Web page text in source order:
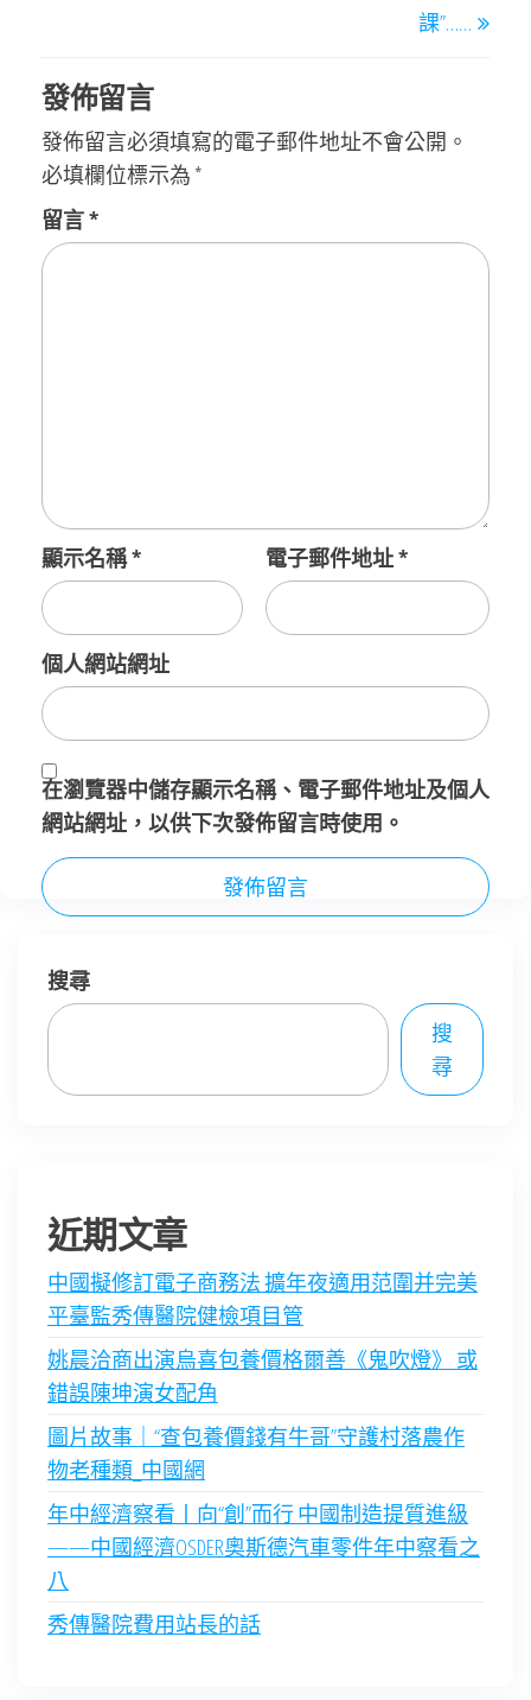
課”……
發佈留言
發佈留言必須填寫的電子郵件地址不會公開。
必填欄位標示為 *
留言*
顯示名稱* 電子郵件地址*
個人網站網址
在瀏覽器中儲存顯示名稱、電子郵件地址及個人
網站網址，以供下次發佈留言時使用。
搜尋
搜
尋
近期文章
中國擬修訂電子商務法 擴年夜適用范圍并完美
平臺監秀傳醫院健檢項目管
姚晨洽商出演烏喜包養價格爾善《鬼吹燈》 或
錯誤陳坤演女配角
圖片故事｜“查包養價錢有牛哥”守護村落農作
物老種類_中國網
年中經濟察看丨向“創”而行 中國制造提質進級
——中國經濟OSDER奧斯德汽車零件年中察看之
八
秀傳醫院費用站長的話